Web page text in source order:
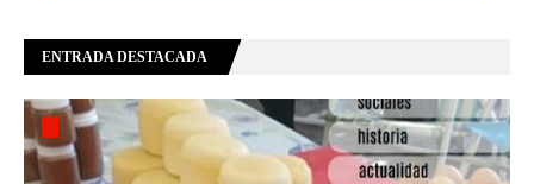
ENTRADA DESTACADA